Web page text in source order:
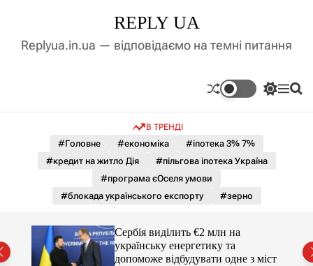
д
REPLY UA
Replyua.in.ua — відповідаємо на темні питання
П
м
к
к
р
М П
В ТРЕНДІ
#Головне #економіка
#іпотека 3% 7%
#кредит на житло Дія
#пільгова іпотека Україна
#програма єОселя умови
#блокада українського експорту
#зерно
Сербія виділить €2 млн на
українську енергетику та
допоможе відбудувати одне з міст